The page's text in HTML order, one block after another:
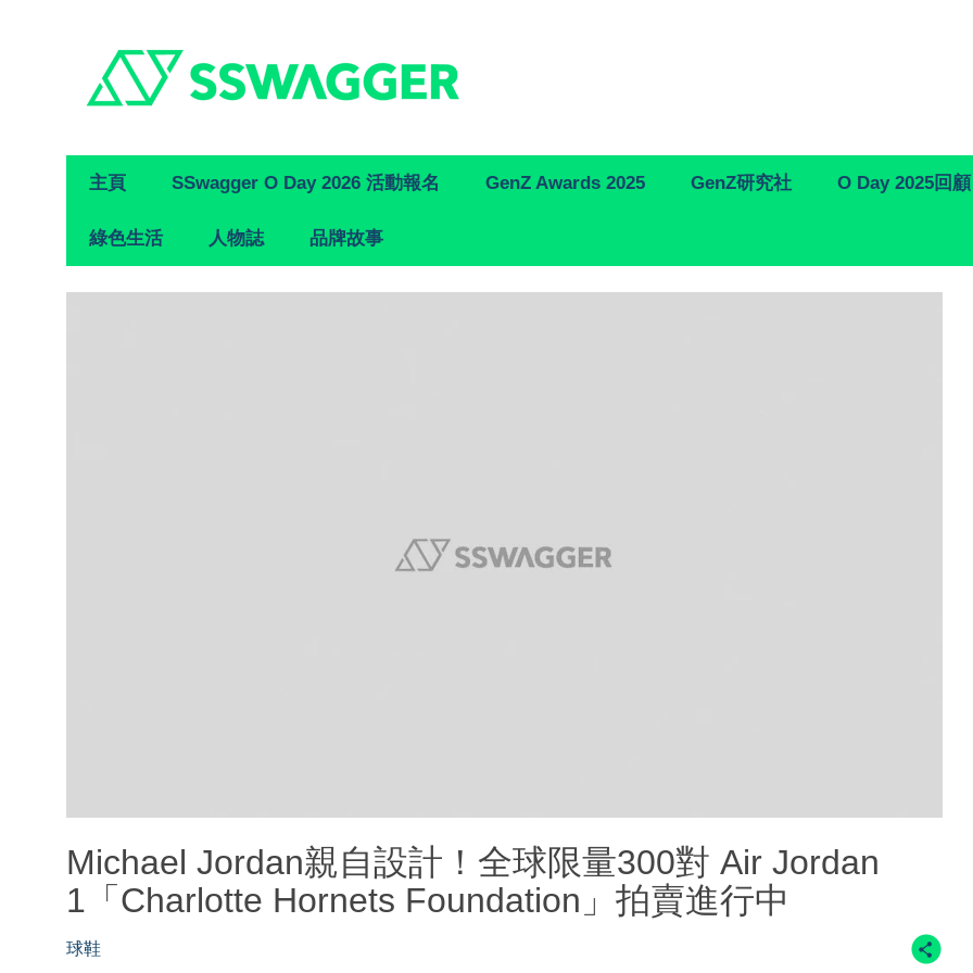
Primary
Navigation
主頁 SSwagger O Day 2026 活動報名 GenZ Awards 2025 GenZ研究社 O Day 2025回顧
綠色生活 人物誌 品牌故事
Michael Jordan親自設計！全球限量300對 Air Jordan
1「Charlotte Hornets Foundation」拍賣進行中
球鞋